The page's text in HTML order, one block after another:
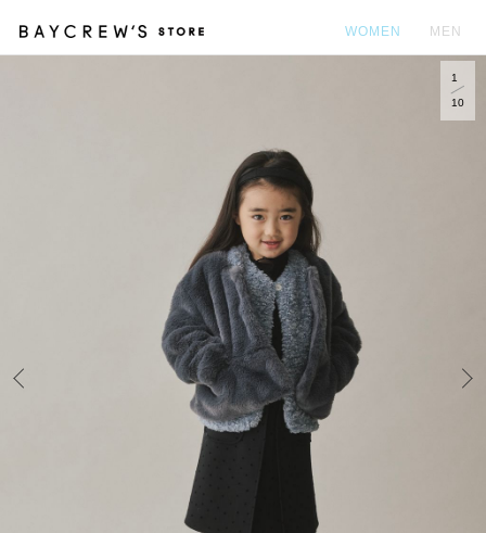
WOMEN MEN
1
10